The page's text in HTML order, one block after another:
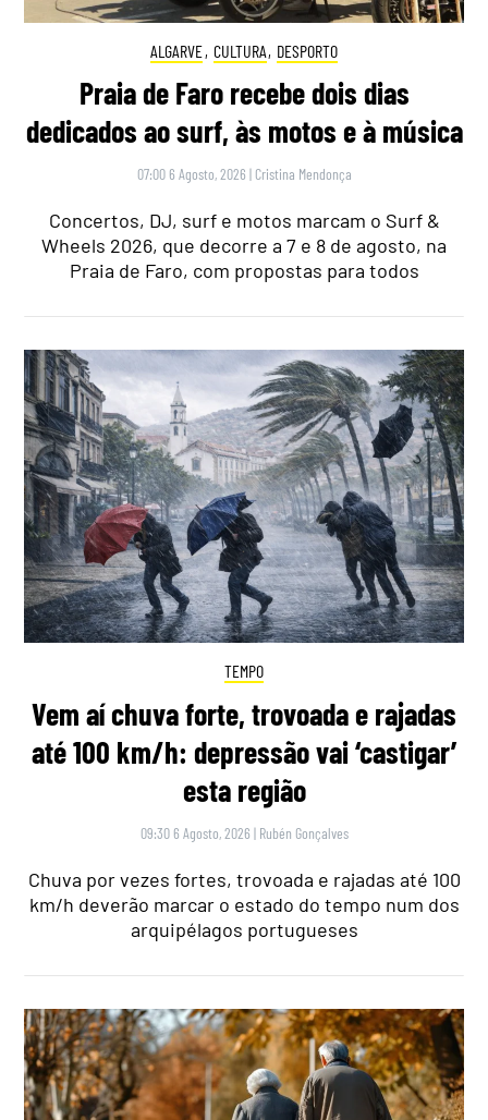
ALGARVE, CULTURA, DESPORTO
Praia de Faro recebe dois dias
dedicados ao surf, às motos e à música
07:00 6 Agosto, 2026 | Cristina Mendonça
Concertos, DJ, surf e motos marcam o Surf &
Wheels 2026, que decorre a 7 e 8 de agosto, na
Praia de Faro, com propostas para todos
TEMPO
Vem aí chuva forte, trovoada e rajadas
até 100 km/h: depressão vai ‘castigar’
esta região
09:30 6 Agosto, 2026 | Rubén Gonçalves
Chuva por vezes fortes, trovoada e rajadas até 100
km/h deverão marcar o estado do tempo num dos
arquipélagos portugueses